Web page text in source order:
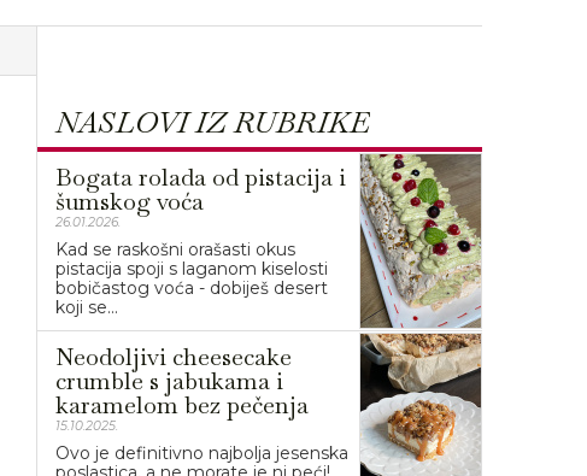
NASLOVI IZ RUBRIKE
Bogata rolada od pistacija i
šumskog voća
26.01.2026.
Kad se raskošni orašasti okus
pistacija spoji s laganom kiselosti
bobičastog voća - dobiješ desert
koji se...
Neodoljivi cheesecake
crumble s jabukama i
karamelom bez pečenja
15.10.2025.
Ovo je definitivno najbolja jesenska